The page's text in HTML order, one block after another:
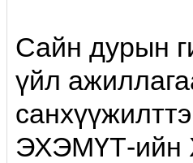
Сайн дурын
үйл
ЭХЭМҮТ-ийн